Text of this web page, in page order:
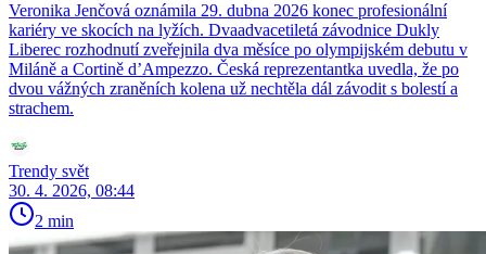
Veronika Jenčová oznámila 29. dubna 2026 konec profesionální
kariéry ve skocích na lyžích. Dvaadvacetiletá závodnice Dukly
Liberec rozhodnutí zveřejnila dva měsíce po olympijském debutu v
Miláně a Cortině d’Ampezzo. Česká reprezentantka uvedla, že po
dvou vážných zraněních kolena už nechtěla dál závodit s bolestí a
strachem.
Trendy svět
30. 4. 2026, 08:44
2 min